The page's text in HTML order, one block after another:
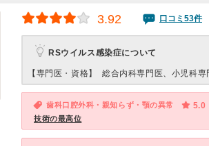
3.92 口コミ53件
RSウイルス感染症について
【専門医・資格】 総合内科専門医、小児科専
歯科口腔外科・親知らず・顎の異常 5.0
技術の最高位